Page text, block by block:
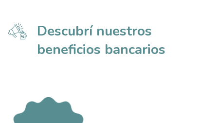
Descubrí nuestros
beneficios bancarios